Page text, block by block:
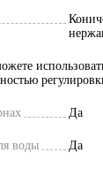
Да
воды Да